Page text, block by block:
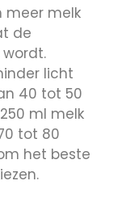
meer melk
de
licht
40 tot 50
ml melk
tot 80
het beste